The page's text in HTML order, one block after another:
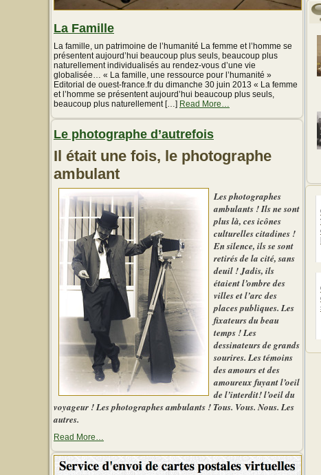
La Famille
La famille, un patrimoine de l’humanité La femme et l’homme se
présentent aujourd’hui beaucoup plus seuls, beaucoup plus
naturellement individualisés au rendez-vous d’une vie
globalisée… « La famille, une ressource pour l’humanité »
Editorial de ouest-france.fr du dimanche 30 juin 2013 « La femme
et l’homme se présentent aujourd’hui beaucoup plus seuls,
beaucoup plus naturellement […] Read More
et
Les
parabènes
ces
perturbateurs
endocriniens »
…
Le photographe d’autrefois
Il était une fois, le photographe
ambulant
Les photographes
ambulants ! Ils ne sont
plus là, ces icônes
culturelles citadines !
En silence, ils se sont
retirés de la cité, sans
deuil ! Jadis, ils
étaient l’ombre des
villes et l’arc des
places publiques. Les
fixateurs du beau
temps ! Les
dessinateurs de grands
sourires. Les témoins
des amours et des
amoureux fuyant l’oeil
de l’interdit! l’oeil du
voyageur ! Les photographes ambulants ! Tous. Vous. Nous. Les
autres.
Read More
photographe
d’autrefois »
…